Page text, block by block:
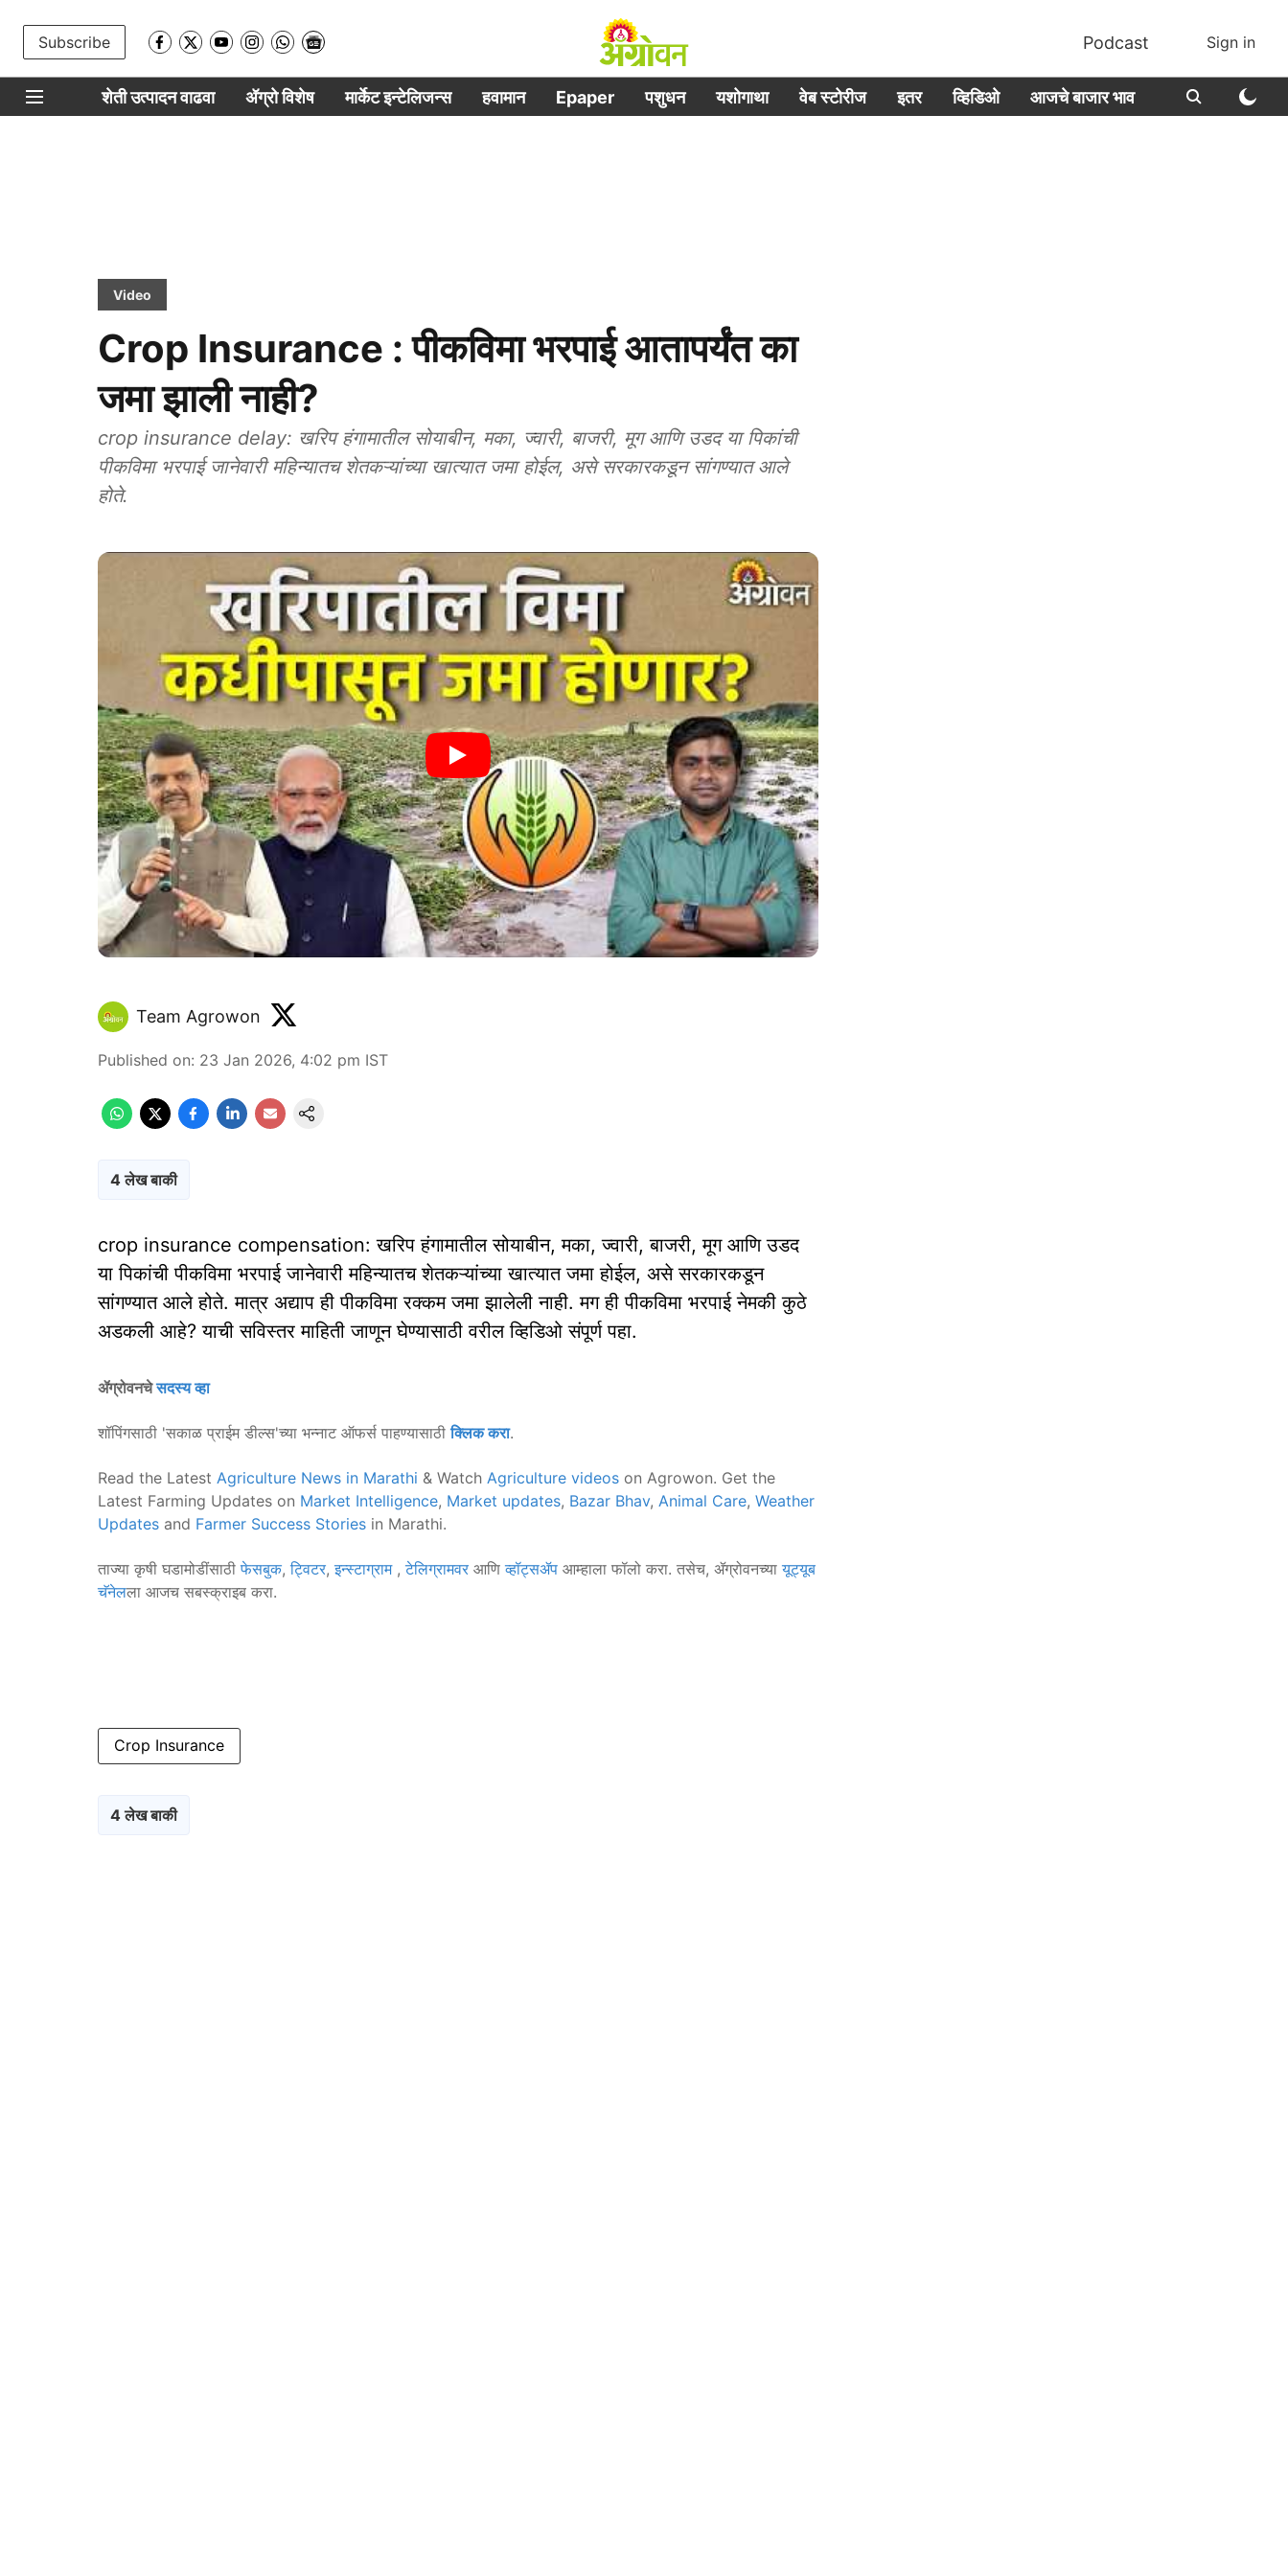
Subscribe Podcast Sign in
शेती उत्पादन वाढवा ॲग्रो विशेष मार्केट इन्टेलिजन्स हवामान Epaper पशुधन यशोगाथा वेब स्टोरीज इतर व्हिडिओ आजचे बाजार भाव
Video
Crop Insurance : पीकविमा भरपाई आतापर्यंत का
जमा झाली नाही?
crop insurance delay: खरिप हंगामातील सोयाबीन, मका, ज्वारी, बाजरी, मूग आणि उडद या पिकांची
पीकविमा भरपाई जानेवारी महिन्यातच शेतकऱ्यांच्या खात्यात जमा होईल, असे सरकारकडून सांगण्यात आले
होते.
Team Agrowon
Published on: 23 Jan 2026, 4:02 pm IST
4 लेख बाकी
crop insurance compensation: खरिप हंगामातील सोयाबीन, मका, ज्वारी, बाजरी, मूग आणि उडद
या पिकांची पीकविमा भरपाई जानेवारी महिन्यातच शेतकऱ्यांच्या खात्यात जमा होईल, असे सरकारकडून
सांगण्यात आले होते. मात्र अद्याप ही पीकविमा रक्कम जमा झालेली नाही. मग ही पीकविमा भरपाई नेमकी कुठे
अडकली आहे? याची सविस्तर माहिती जाणून घेण्यासाठी वरील व्हिडिओ संपूर्ण पहा.
ॲग्रोवनचेसदस्य व्हा
शॉपिंगसाठी 'सकाळ प्राईम डील्स'च्या भन्नाट ऑफर्स पाहण्यासाठीक्लिक करा.
Read the Latest Agriculture News in Marathi & Watch Agriculture videos on Agrowon. Get the
Latest Farming Updates on Market Intelligence, Market updates, Bazar Bhav, Animal Care, Weather
Updates and Farmer Success Stories in Marathi.
ताज्या कृषी घडामोडींसाठीफेसबुक,ट्विटर,इन्स्टाग्राम ,टेलिग्रामवर आणिव्हॉट्सॲप आम्हाला फॉलो करा. तसेच, ॲग्रोवनच्यायूट्यूब
चॅनेलला आजच सबस्क्राइब करा.
Crop Insurance
4 लेख बाकी